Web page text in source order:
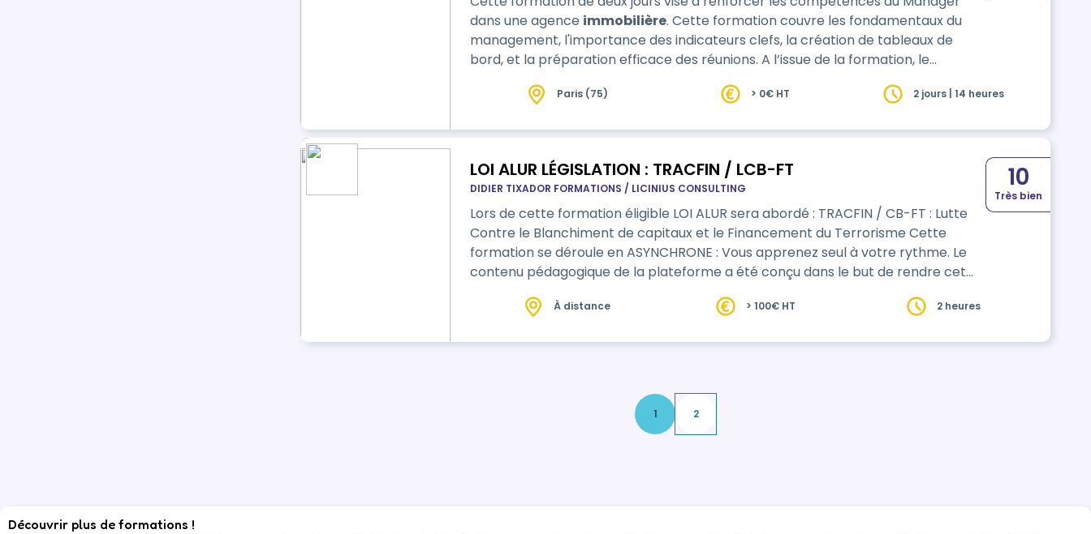
dans une agence immobilière. Cette formation couvre les fondamentaux du
management, l'importance des indicateurs clefs, la création de tableaux de
bord, et la préparation efficace des réunions. A l’issue de la formation, le
Paris (75) > 0€ HT 2 jours | 14 heures
LOI ALUR LÉGISLATION : TRACFIN / LCB-FT
DIDIER TIXADOR FORMATIONS / LICINIUS CONSULTING
Lors de cette formation éligible LOI ALUR sera abordé : TRACFIN / CB-FT : Lutte
Contre le Blanchiment de capitaux et le Financement du Terrorisme Cette
formation se déroule en ASYNCHRONE : Vous apprenez seul à votre rythme. Le
contenu pédagogique de la plateforme a été conçu dans le but de rendre cet
10
Très bien
À distance > 100€ HT 2 heures
1 2
Découvrir plus de formations !